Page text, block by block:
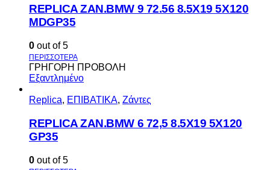
REPLICA ZAN.BMW 9 72.56 8.5X19 5X120
MDGP35
0 out of 5
ΓΡΗΓΟΡΗ ΠΡΟΒΟΛΗ
Εξαντλημένο
Replica, ΕΠΙΒΑΤΙΚΑ, Ζάντες
REPLICA ZAN.BMW 6 72,5 8.5X19 5X120
GP35
0 out of 5